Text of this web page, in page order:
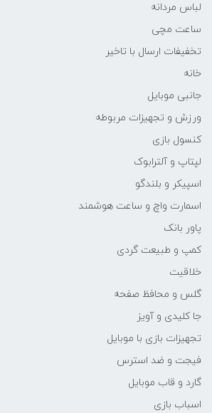
لباس مردانه
ساعت مچی
تخفیفات ارسال با تاخیر
خانه
جانبی موبایل
ورزش و تجهیزات مربوطه
کنسول بازی
لپتاپ و آلترابوک
اسپیکر و بلندگو
اسمارت واچ و ساعت هوشمند
پاور بانک
کمپ و طبیعت گردی
خلاقیت
گلس و محافظ صفحه
جا کلیدی و آویز
تجهیزات بازی با موبایل
فیجت و ضد استرس
گارد و قاب موبایل
اسباب بازی